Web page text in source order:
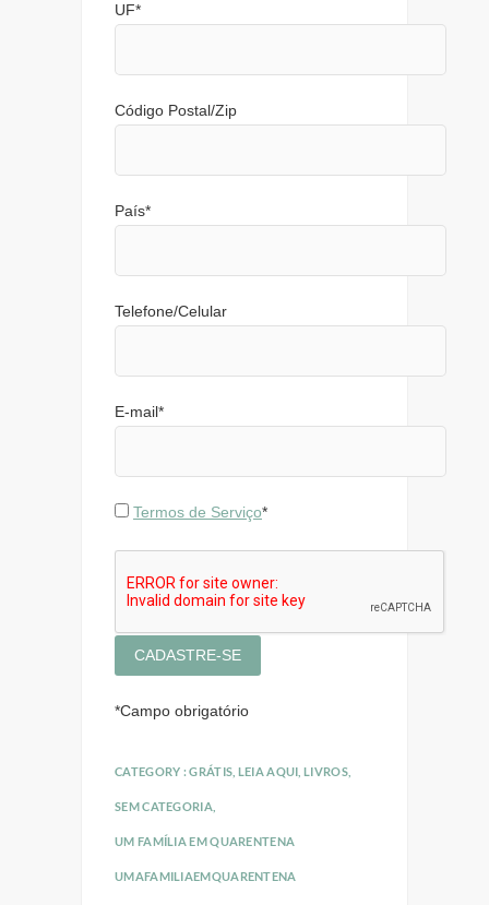
UF*
Código Postal/Zip
País*
Telefone/Celular
E-mail*
Termos de Serviço*
*Campo obrigatório
CATEGORY :GRÁTIS LEIA AQUI ,LIVROS,
SEM CATEGORIA,
UM FAMÍLIA EM QUARENTENA
UMAFAMILIAEMQUARENTENA